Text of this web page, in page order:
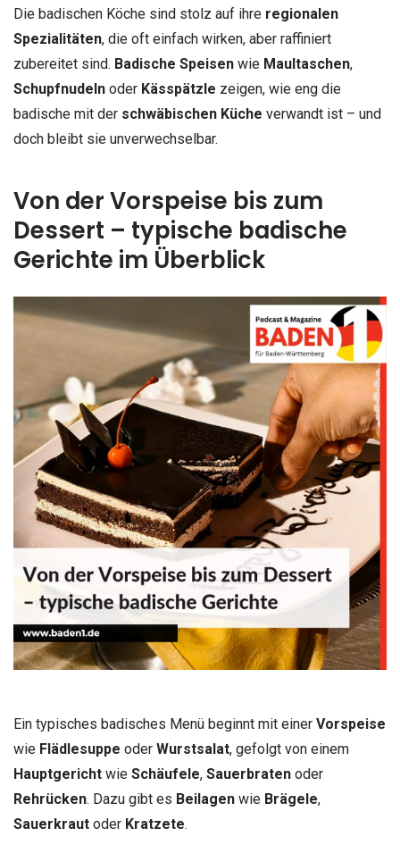
Die badischen Köche sind stolz auf ihre regionalen
Spezialitäten, die oft einfach wirken, aber raffiniert
zubereitet sind. Badische Speisen wie Maultaschen,
Schupfnudeln oder Kässpätzle zeigen, wie eng die
badische mit der schwäbischen Küche verwandt ist – und
doch bleibt sie unverwechselbar.
Von der Vorspeise bis zum
Dessert – typische badische
Gerichte im Überblick
Ein typisches badisches Menü beginnt mit einer Vorspeise
wie Flädlesuppe oder Wurstsalat, gefolgt von einem
Hauptgericht wie Schäufele, Sauerbraten oder
Rehrücken. Dazu gibt es Beilagen wie Brägele,
Sauerkraut oder Kratzete.